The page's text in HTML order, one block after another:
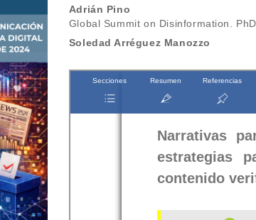
Contenido
principal
artículo
Adrián Pino
Global Summit on Disinformation.
Soledad Arréguez Manozzo